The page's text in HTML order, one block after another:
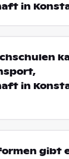
in
in
gibt